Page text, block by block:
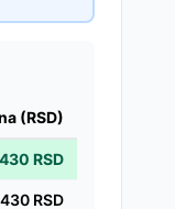
(RSD)
430 RSD
430 RSD